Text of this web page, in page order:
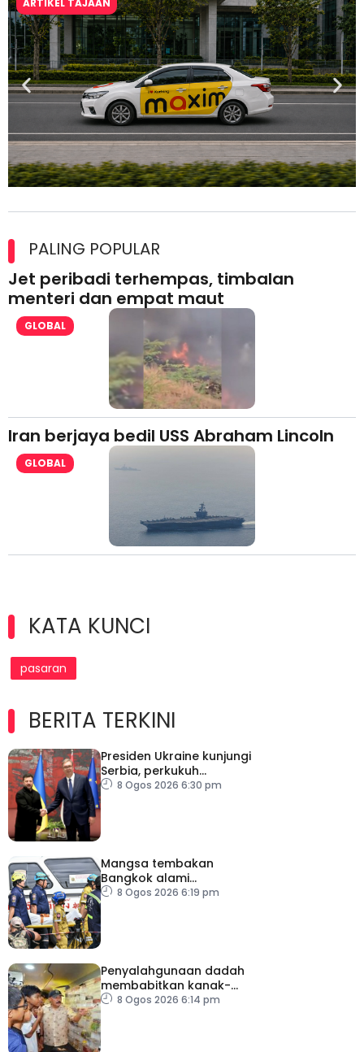
ARTIKEL TAJAAN
lesen separuh pertama 2026
PALING POPULAR
Jet peribadi terhempas, timbalan
menteri dan empat maut
GLOBAL
Iran berjaya bedil USS Abraham Lincoln
GLOBAL
KATA KUNCI
pasaran
BERITA TERKINI
Presiden Ukraine kunjungi
Serbia, perkukuh
kerjasama ekonomi
8 Ogos 2026 6:30 pm
Mangsa tembakan
Bangkok alami
kecederaan pada organ
8 Ogos 2026 6:19 pm
Penyalahgunaan dadah
membabitkan kanak-
kanak di Terengganu
8 Ogos 2026 6:14 pm